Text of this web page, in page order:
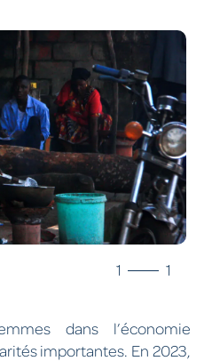
1 1
dans l’économie
importantes. En 2023,